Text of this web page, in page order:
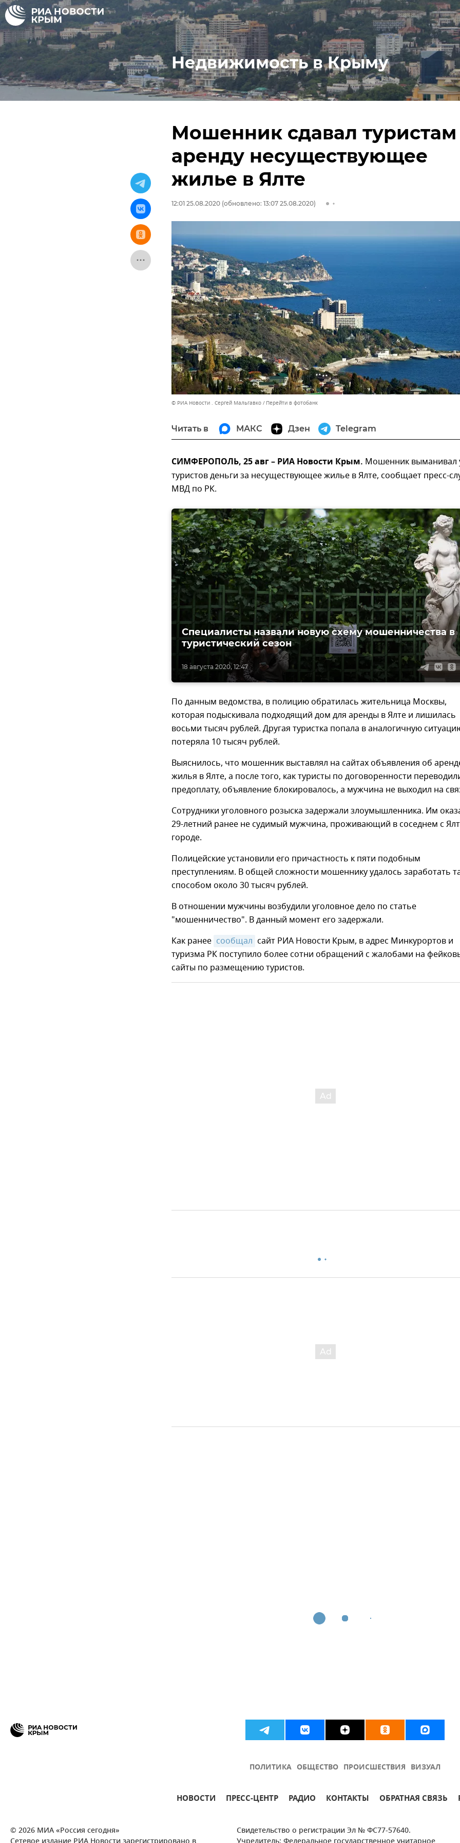
Недвижимость в Крыму
Мошенник сдавал туристам
аренду несуществующее
жилье в Ялте
12:01 25.08.2020 (обновлено: 13:07 25.08.2020)
© РИА Новости . Сергей Мальгавко Перейти в фотобанк
Читать в МАКС Дзен Telegram
СИМФЕРОПОЛЬ, 25 авг – РИА Новости Крым. Мошенник выманивал
туристов деньги за несуществующее жилье в Ялте, сообщает пресс-
МВД по РК.
18 августа 2020, 12:47
Специалисты назвали новую схему мошенничества в
туристический сезон
По данным ведомства, в полицию обратилась жительница Москвы,
которая подыскивала подходящий дом для аренды в Ялте и лишилась
восьми тысяч рублей. Другая туристка попала в аналогичную
потеряла 10 тысяч рублей.
Выяснилось, что мошенник выставлял на сайтах объявления об
жилья в Ялте, а после того, как туристы по договоренности
предоплату, объявление блокировалось, а мужчина не выходил на
Сотрудники уголовного розыска задержали злоумышленника. Им
29-летний ранее не судимый мужчина, проживающий в соседнем с
городе.
Полицейские установили его причастность к пяти подобным
преступлениям. В общей сложности мошеннику удалось заработать
способом около 30 тысяч рублей.
В отношении мужчины возбудили уголовное дело по статье
"мошенничество". В данный момент его задержали.
Как ранее сообщал сайт РИА Новости Крым, в адрес Минкурортов и
туризма РК поступило более сотни обращений с жалобами на
сайты по размещению туристов.
ПОЛИТИКА ОБЩЕСТВО ПРОИСШЕСТВИЯ ВИЗУАЛ
НОВОСТИ ПРЕСС-ЦЕНТР РАДИО КОНТАКТЫ ОБРАТНАЯ СВЯЗЬ
© 2026 МИА «Россия сегодня»
Свидетельство о регистрации Эл № ФС77-57640.